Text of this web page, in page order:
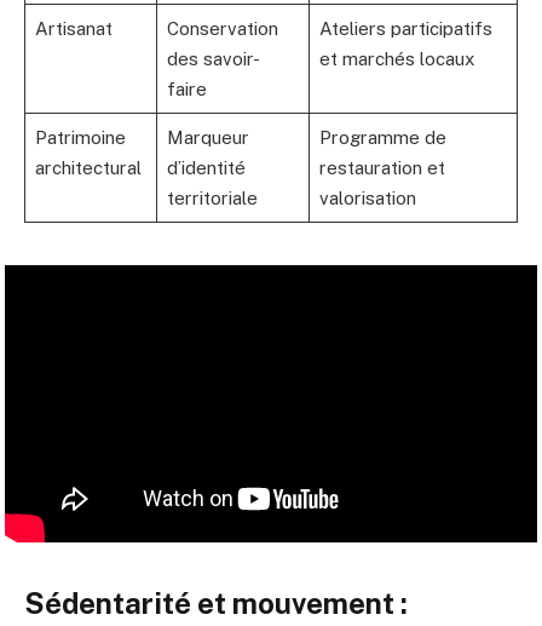
Artisanat
Conservation
des savoir-
faire
Ateliers participatifs
et marchés locaux
Patrimoine
architectural
Marqueur
d’identité
territoriale
Programme de
restauration et
valorisation
Sédentarité et mouvement :